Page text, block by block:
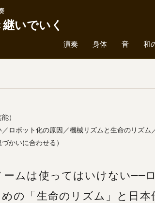
いでいく
演奏 身体 音 和
）
ロボット化の原因／機械リズムと生命のリズ
かいに合わせる）
ムは使ってはいけない──
の「生命のリズム」と日本